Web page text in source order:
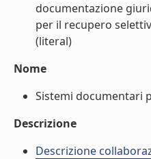
documentazione
per il recupero
(literal)
Nome
Sistemi documentari
Descrizione
Descrizione